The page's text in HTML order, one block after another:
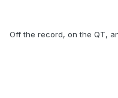
Off the record, on the QT,